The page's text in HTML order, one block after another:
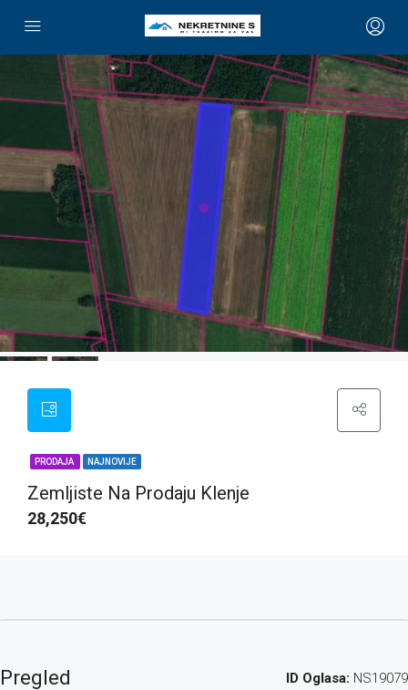
PRODAJA NAJNOVIJE
Zemljiste Na Prodaju Klenje
28,250€
Pregled ID Oglasa: NS19079